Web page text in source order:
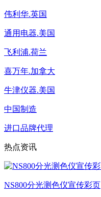
伟利华.英国
通用电器.美国
飞利浦.荷兰
喜万年.加拿大
牛津仪器.美国
中国制造
进口品牌代理
热点资讯
NS800分光测色仪宣传彩页